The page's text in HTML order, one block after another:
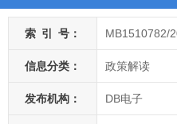
索 引 号： MB1510782/
信息分类： 政策解读
发布机构： DB电子